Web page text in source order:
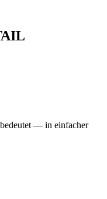
— in einfacher